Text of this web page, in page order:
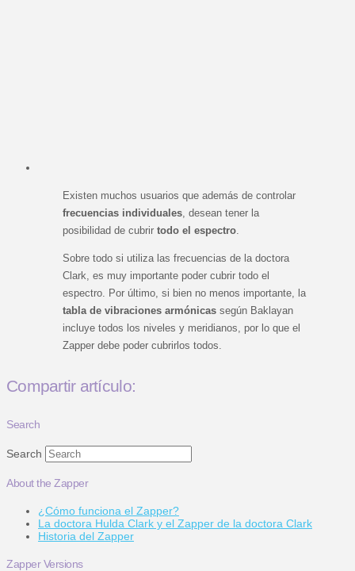
Existen muchos usuarios que además de controlar
frecuencias individuales, desean tener la
posibilidad de cubrirtodo el espectro.
Sobre todo si utiliza las frecuencias de la doctora
Clark, es muy importante poder cubrir todo el
espectro. Por último, si bien no menos importante, la
tabla de vibraciones armónicas según Baklayan
incluye todos los niveles y meridianos, por lo que el
Zapper debe poder cubrirlos todos.
Compartir artículo:
Search
Search
About the Zapper
¿Cómo funciona el Zapper?
La doctora Hulda Clark y el Zapper de la doctora Clark
Historia del Zapper
Zapper Versions